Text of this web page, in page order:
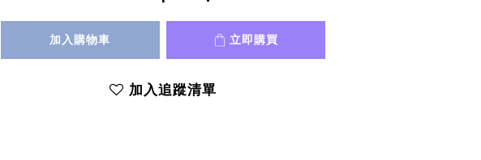
加入購物車 立即購買
加入追蹤清單